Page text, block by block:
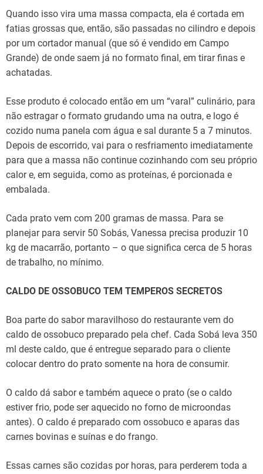
Quando isso vira uma massa compacta, ela é cortada em
fatias grossas que, então, são passadas no cilindro e depois
por um cortador manual (que só é vendido em Campo
Grande) de onde saem já no formato final, em tirar finas e
achatadas.
Esse produto é colocado então em um “varal” culinário, para
não estragar o formato grudando uma na outra, e logo é
cozido numa panela com água e sal durante 5 a 7 minutos.
Depois de escorrido, vai para o resfriamento imediatamente
para que a massa não continue cozinhando com seu próprio
calor e, em seguida, como as proteínas, é porcionada e
embalada.
Cada prato vem com 200 gramas de massa. Para se
planejar para servir 50 Sobás, Vanessa precisa produzir 10
kg de macarrão, portanto – o que significa cerca de 5 horas
de trabalho, no mínimo.
CALDO DE OSSOBUCO TEM TEMPEROS SECRETOS
Boa parte do sabor maravilhoso do restaurante vem do
caldo de ossobuco preparado pela chef. Cada Sobá leva 350
ml deste caldo, que é entregue separado para o cliente
colocar dentro do prato somente na hora de consumir.
O caldo dá sabor e também aquece o prato (se o caldo
estiver frio, pode ser aquecido no forno de microondas
antes). O caldo é preparado com ossobuco e aparas das
carnes bovinas e suínas e do frango.
Essas carnes são cozidas por horas, para perderem toda a